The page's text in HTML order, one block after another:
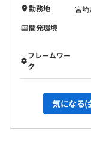
勤務地
宮
開発環境
フレームワー
ク
気になる(